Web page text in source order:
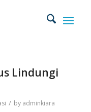
Lindungi
/ by adminkiara